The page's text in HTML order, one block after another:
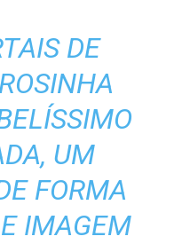
DE
UM
FORMA
IMAGEM